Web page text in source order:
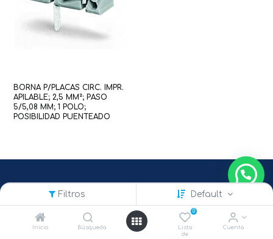
Filtros Default
Inicio Búsqueda
0
Lista
de
Cuenta
BORNA P/PLACAS CIRC. IMPR.
APILABLE; 2,5 MM²; PASO
5/5,08 MM; 1 POLO;
POSIBILIDAD PUENTEADO